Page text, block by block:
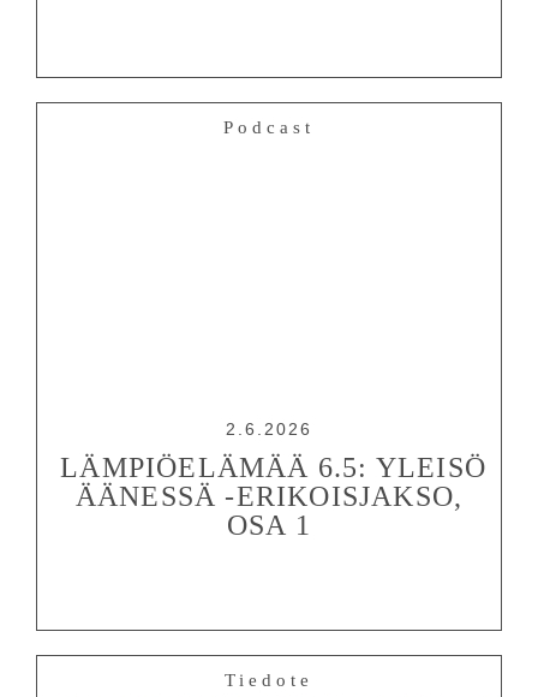
Podcast
2.6.2026
LÄMPIÖELÄMÄÄ 6.5: YLEISÖ
ÄÄNESSÄ -ERIKOISJAKSO,
OSA 1
Tiedote